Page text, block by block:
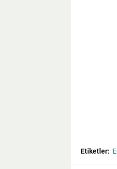
Etiketler: